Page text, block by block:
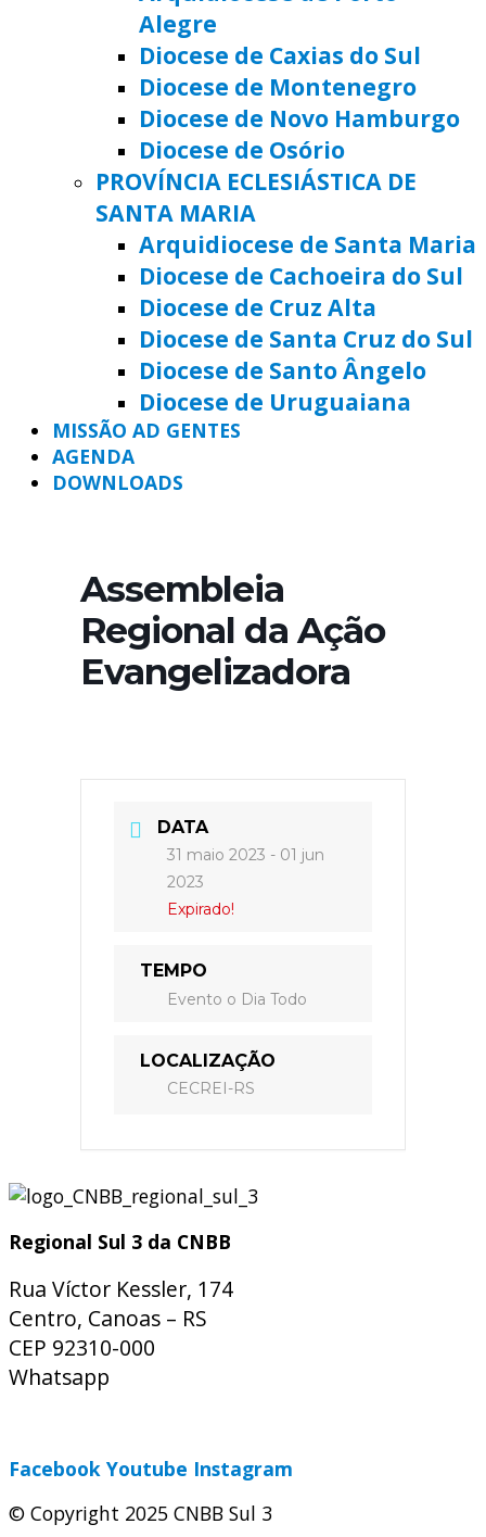
Alegre
Diocese de Caxias do Sul
Diocese de Montenegro
Diocese de Novo Hamburgo
Diocese de Osório
PROVÍNCIA ECLESIÁSTICA DE
SANTA MARIA
Arquidiocese de Santa Maria
Diocese de Cachoeira do Sul
Diocese de Cruz Alta
Diocese de Santa Cruz do Sul
Diocese de Santo Ângelo
Diocese de Uruguaiana
MISSÃO AD GENTES
AGENDA
DOWNLOADS
Assembleia
Regional da Ação
Evangelizadora
DATA
31 maio 2023 - 01 jun
2023
Expirado!
TEMPO
Evento o Dia Todo
LOCALIZAÇÃO
CECREI-RS
Regional Sul 3 da CNBB
Rua Víctor Kessler, 174
Centro, Canoas – RS
CEP 92310-000
Whatsapp
Facebook Youtube Instagram
© Copyright 2025 CNBB Sul 3